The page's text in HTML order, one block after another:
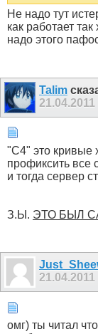
Не надо тут
как работает
надо этого
Talim
21.04.2011
"C4" это кривые
профиксить все
и тогда сервер
З.Ы. ЭТО БЫЛ
21.04.2011
омг) ты читал